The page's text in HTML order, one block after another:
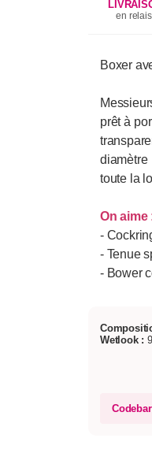
en
Boxer
prêt à
diamètre
toute la
On aime
-
- Tenue
- Bower
Wetlook :